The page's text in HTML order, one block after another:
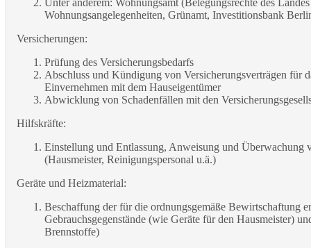
Wohnungsangelegenheiten, Grünamt, Investitionsbank
Versicherungen:
Prüfung des Versicherungsbedarfs
Abschluss und Kündigung von Versicherungsverträgen für
Einvernehmen mit dem Hauseigentümer
Abwicklung von Schadenfällen mit den
Hilfskräfte:
Einstellung und Entlassung, Anweisung und Überwachung
(Hausmeister, Reinigungspersonal u.ä.)
Geräte und Heizmaterial:
Beschaffung der für die ordnungsgemäße Bewirtschaftung
Gebrauchsgegenstände (wie Geräte für den Hausmeister)
Brennstoffe)